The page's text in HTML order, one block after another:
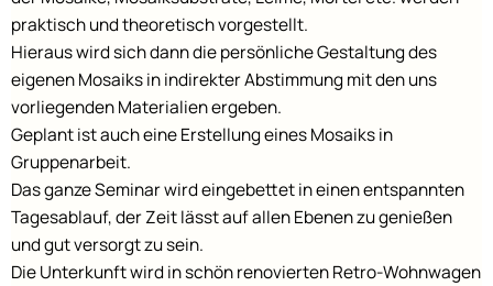
praktisch und theoretisch vorgestellt.
Hieraus wird sich dann die persönliche Gestaltung des
eigenen Mosaiks in indirekter Abstimmung mit den uns
vorliegenden Materialien ergeben.
Geplant ist auch eine Erstellung eines Mosaiks in
Gruppenarbeit.
Das ganze Seminar wird eingebettet in einen entspannten
Tagesablauf, der Zeit lässt auf allen Ebenen zu genießen
und gut versorgt zu sein.
Die Unterkunft wird in schön renovierten Retro-Wohnwagen